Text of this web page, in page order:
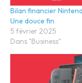
Bilan financier
Une douce fin
5 février 2025
Dans "Business"